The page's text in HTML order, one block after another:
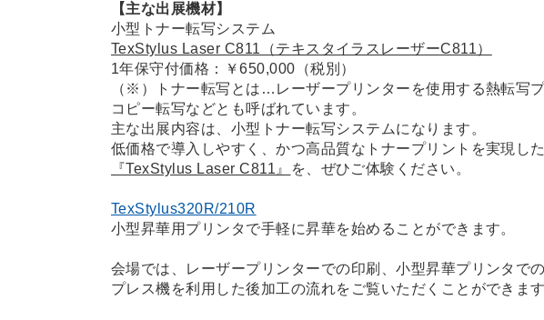
【主な出展機材】
小型トナー転写システム
TexStylus Laser C811（テキスタイラスレーザーC811）
1年保守付価格：￥650,000（税別）
（※）トナー転写とは…レーザープリンターを使用する熱転写
コピー転写などとも呼ばれています。
主な出展内容は、小型トナー転写システムになります。
低価格で導入しやすく、かつ高品質なトナープリントを実現した
『TexStylus Laser C811』
を、ぜひご体験ください。
TexStylus320R/210R
小型昇華用プリンタで手軽に昇華を始めることができます。
会場では、レーザープリンターでの印刷、小型昇華プリンタでの
プレス機を利用した後加工の流れをご覧いただくことができます